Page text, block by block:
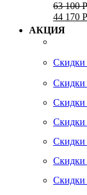
63 100 Р
44 170 Р
АКЦИЯ
Скидки
Скидки
Скидки
Скидки
Скидки
Скидки